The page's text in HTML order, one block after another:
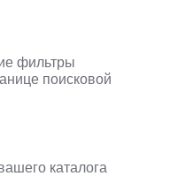
фильтры
поисковой
каталога